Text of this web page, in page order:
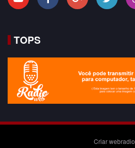
TOPS
Criar webradio